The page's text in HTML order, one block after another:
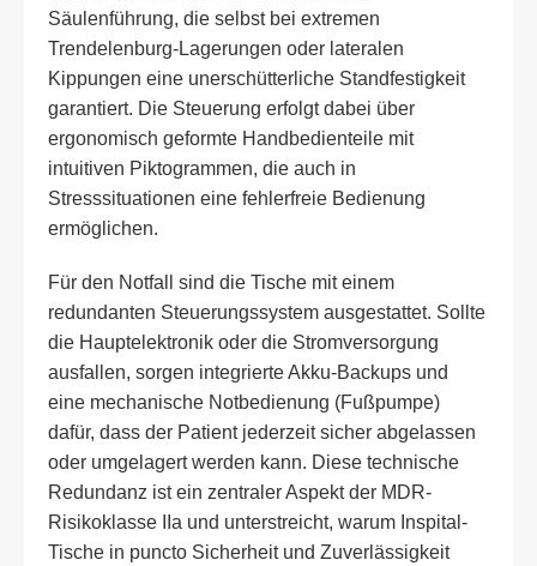
Säulenführung, die selbst bei extremen
Trendelenburg-Lagerungen oder lateralen
Kippungen eine unerschütterliche Standfestigkeit
garantiert. Die Steuerung erfolgt dabei über
ergonomisch geformte Handbedienteile mit
intuitiven Piktogrammen, die auch in
Stresssituationen eine fehlerfreie Bedienung
ermöglichen.
Für den Notfall sind die Tische mit einem
redundanten Steuerungssystem ausgestattet. Sollte
die Hauptelektronik oder die Stromversorgung
ausfallen, sorgen integrierte Akku-Backups und
eine mechanische Notbedienung (Fußpumpe)
dafür, dass der Patient jederzeit sicher abgelassen
oder umgelagert werden kann. Diese technische
Redundanz ist ein zentraler Aspekt der MDR-
Risikoklasse IIa und unterstreicht, warum Inspital-
Tische in puncto Sicherheit und Zuverlässigkeit